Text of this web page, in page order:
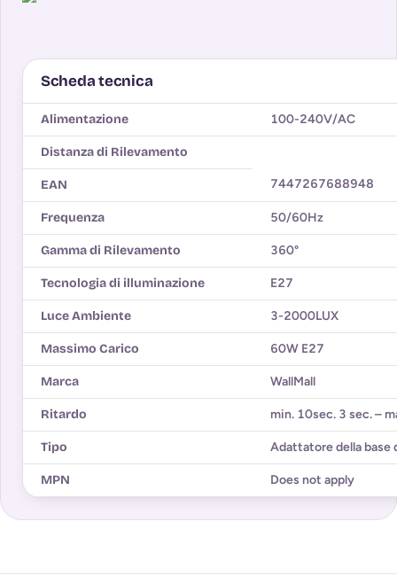
Scheda tecnica
Alimentazione 100-240V/AC
Distanza di Rilevamento
EAN 7447267688948
Frequenza 50/60Hz
Gamma di Rilevamento 360°
Tecnologia di illuminazione E27
Luce Ambiente 3-2000LUX
Massimo Carico 60W E27
Marca WallMall
Ritardo min. 10sec. 3 sec. –
Tipo Adattatore della base
MPN Does not apply